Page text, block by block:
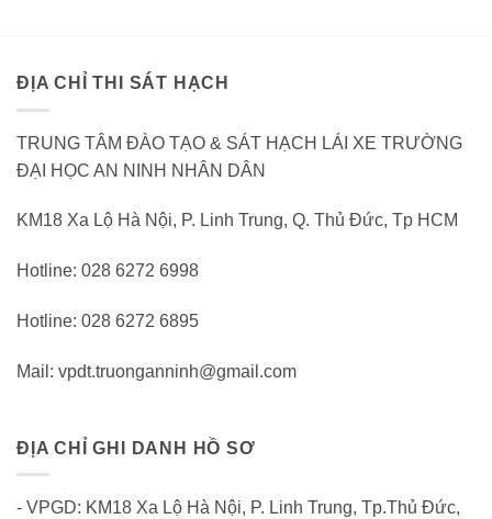
ĐỊA CHỈ THI SÁT HẠCH
TRUNG TÂM ĐÀO TẠO & SÁT HẠCH LÁI XE TRƯỜNG
ĐẠI HỌC AN NINH NHÂN DÂN
KM18 Xa Lộ Hà Nội, P. Linh Trung, Q. Thủ Đức, Tp HCM
Hotline: 028 6272 6998
Hotline: 028 6272 6895
Mail: vpdt.truonganninh@gmail.com
ĐỊA CHỈ GHI DANH HỒ SƠ
- VPGD: KM18 Xa Lộ Hà Nội, P. Linh Trung, Tp.Thủ Đức,